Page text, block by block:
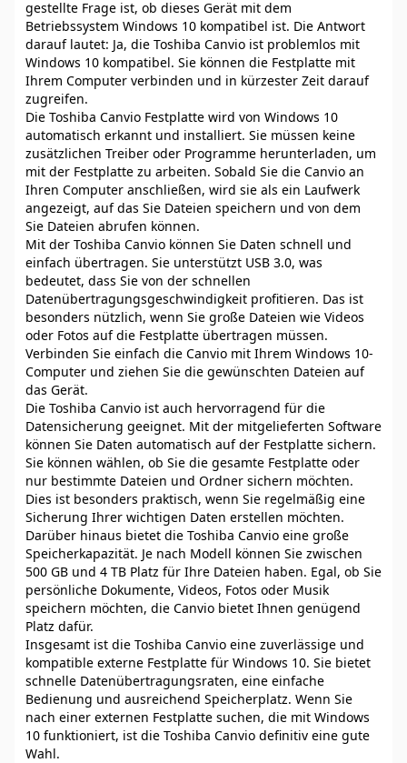
gestellte Frage ist, ob dieses Gerät mit dem
Betriebssystem Windows 10 kompatibel ist. Die Antwort
darauf lautet: Ja, die Toshiba Canvio ist problemlos mit
Windows 10 kompatibel. Sie können die Festplatte mit
Ihrem Computer verbinden und in kürzester Zeit darauf
zugreifen.
Die Toshiba Canvio Festplatte wird von Windows 10
automatisch erkannt und installiert. Sie müssen keine
zusätzlichen Treiber oder Programme herunterladen, um
mit der Festplatte zu arbeiten. Sobald Sie die Canvio an
Ihren Computer anschließen, wird sie als ein Laufwerk
angezeigt, auf das Sie Dateien speichern und von dem
Sie Dateien abrufen können.
Mit der Toshiba Canvio können Sie Daten schnell und
einfach übertragen. Sie unterstützt USB 3.0, was
bedeutet, dass Sie von der schnellen
Datenübertragungsgeschwindigkeit profitieren. Das ist
besonders nützlich, wenn Sie große Dateien wie Videos
oder Fotos auf die Festplatte übertragen müssen.
Verbinden Sie einfach die Canvio mit Ihrem Windows 10-
Computer und ziehen Sie die gewünschten Dateien auf
das Gerät.
Die Toshiba Canvio ist auch hervorragend für die
Datensicherung geeignet. Mit der mitgelieferten Software
können Sie Daten automatisch auf der Festplatte sichern.
Sie können wählen, ob Sie die gesamte Festplatte oder
nur bestimmte Dateien und Ordner sichern möchten.
Dies ist besonders praktisch, wenn Sie regelmäßig eine
Sicherung Ihrer wichtigen Daten erstellen möchten.
Darüber hinaus bietet die Toshiba Canvio eine große
Speicherkapazität. Je nach Modell können Sie zwischen
500 GB und 4 TB Platz für Ihre Dateien haben. Egal, ob Sie
persönliche Dokumente, Videos, Fotos oder Musik
speichern möchten, die Canvio bietet Ihnen genügend
Platz dafür.
Insgesamt ist die Toshiba Canvio eine zuverlässige und
kompatible externe Festplatte für Windows 10. Sie bietet
schnelle Datenübertragungsraten, eine einfache
Bedienung und ausreichend Speicherplatz. Wenn Sie
nach einer externen Festplatte suchen, die mit Windows
10 funktioniert, ist die Toshiba Canvio definitiv eine gute
Wahl.